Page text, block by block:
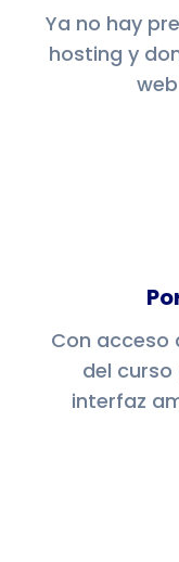
Ya no hay
hosting y
Con acceso
del
interfaz